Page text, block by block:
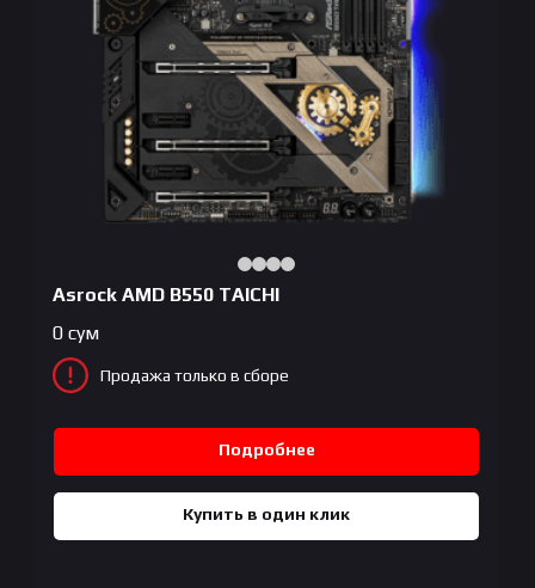
Asrock AMD B550 TAICHI
0 сум
Продажа только в сборе
Подробнее
Купить в один клик